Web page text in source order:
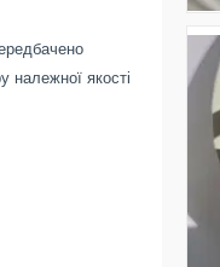
належної якості